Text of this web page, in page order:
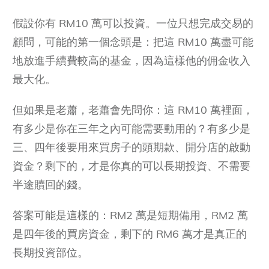
假設你有 RM10 萬可以投資。一位只想完成交易的
顧問，可能的第一個念頭是：把這 RM10 萬盡可能
地放進手續費較高的基金，因為這樣他的佣金收入
最大化。
但如果是老蕭，老蕭會先問你：這 RM10 萬裡面，
有多少是你在三年之內可能需要動用的？有多少是
三、四年後要用來買房子的頭期款、開分店的啟動
資金？剩下的，才是你真的可以長期投資、不需要
半途贖回的錢。
答案可能是這樣的：RM2 萬是短期備用，RM2 萬
是四年後的買房資金，剩下的 RM6 萬才是真正的
長期投資部位。